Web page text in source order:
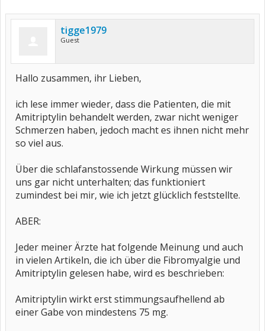
tigge1979
Guest
Hallo zusammen, ihr Lieben,
ich lese immer wieder, dass die Patienten, die mit
Amitriptylin behandelt werden, zwar nicht weniger
Schmerzen haben, jedoch macht es ihnen nicht mehr
so viel aus.
Über die schlafanstossende Wirkung müssen wir
uns gar nicht unterhalten; das funktioniert
zumindest bei mir, wie ich jetzt glücklich feststellte.
ABER:
Jeder meiner Ärzte hat folgende Meinung und auch
in vielen Artikeln, die ich über die Fibromyalgie und
Amitriptylin gelesen habe, wird es beschrieben:
Amitriptylin wirkt erst stimmungsaufhellend ab
einer Gabe von mindestens 75 mg.